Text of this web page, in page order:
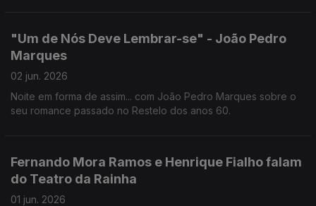
"Um de Nós Deve Lembrar-se" - João Pedro
Marques
02 jun. 2026
Noite em forma de assim... com João Pedro Marques sobre o
seu romance passado no Restelo dos anos 60.
Fernando Mora Ramos e Henrique Fialho falam
do Teatro da Rainha
01 jun. 2026